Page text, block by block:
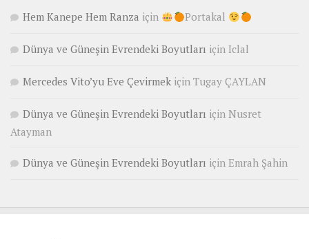
Hem Kanepe Hem Ranza için Portakal
Dünya ve Güneşin Evrendeki Boyutları için Iclal
Mercedes Vito’yu Eve Çevirmek için Tugay ÇAYLAN
Dünya ve Güneşin Evrendeki Boyutları için Nusret
Atayman
Dünya ve Güneşin Evrendeki Boyutları için Emrah Şahin